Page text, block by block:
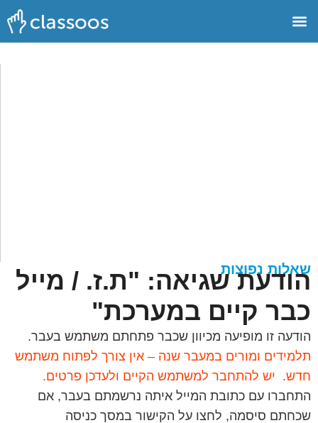
שאלות נפוצות
הודעת שגיאה: "ת.ז. / מייל
כבר קיים במערכת"
הודעה זו מופיעה מכיוון שכבר פתחתם משתמש בעבר.
תלמידים ומורים במעבר שנה – אין צורך לפתוח משתמש
חדש. יש להתחבר למשתמש הקיים ולעדכן פרטים.
התחברו עם כתובת המייל איתה נרשמתם בעבר, אם
שכחתם סיסמה, לחצו על הקישור במסך כניסה